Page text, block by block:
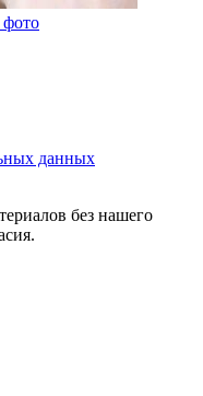
фото
данных
без нашего